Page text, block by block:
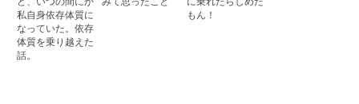
私自身依存体質に
なっていた。依存
体質を乗り越えた
話。
もん！